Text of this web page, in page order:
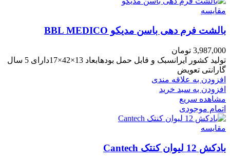
مقایسه
بالشت فرم دهی باسن مدیکو BBL MEDICO
3,987,000 تومان
تولید کشور ایرانسبک و قابل حمل بودهابعاد 13×42×17دارای 5 سال
گارانتی تعویض
افزودن به علاقه مندی
افزودن به سبد خرید
مشاهده سریع
اتمام موجودی
مقایسه
بادکش 12 لیوان کنتک Cantech